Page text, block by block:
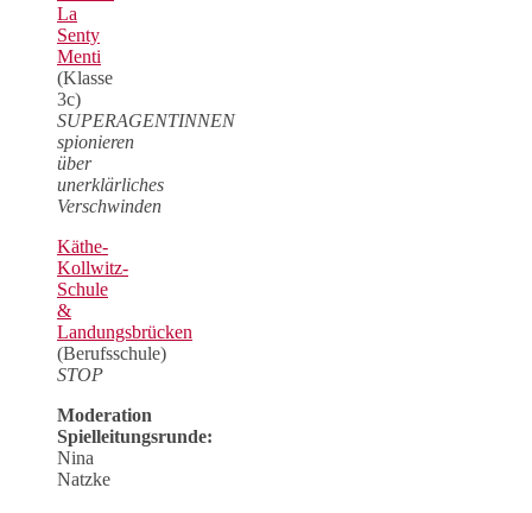
La
Senty
Menti
(Klasse
3c)
SUPERAGENTINNEN
spionieren
über
unerklärliches
Verschwinden
Käthe-
Kollwitz-
Schule
&
Landungsbrücken
(Berufsschule)
STOP
Moderation
Spielleitungsrunde:
Nina
Natzke